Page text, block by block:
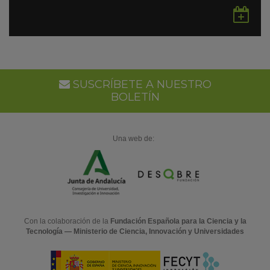
en
SUSCRÍBETE A NUESTRO
BOLETÍN
Una web de:
Con la colaboración de la Fundación Española para la Ciencia y la
Tecnología — Ministerio de Ciencia, Innovación y Universidades